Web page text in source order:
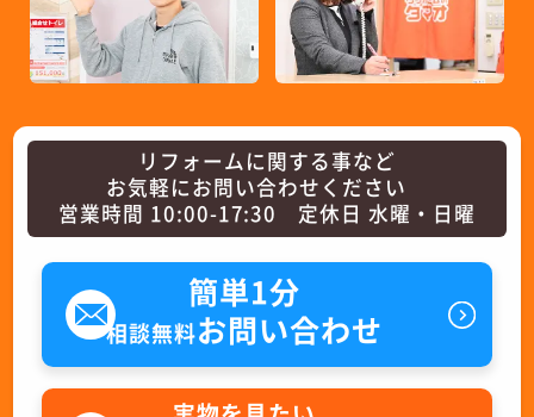
リフォームに関する事など
お気軽にお問い合わせください
営業時間 10:00-17:30 定休日 水曜・日曜
簡単1分
相談無料お問い合わせ